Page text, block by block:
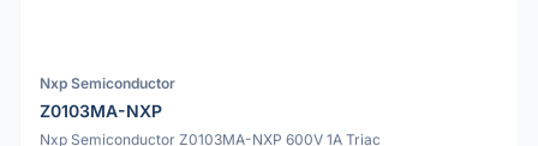
Nxp Semiconductor
Z0103MA-NXP
Nxp Semiconductor Z0103MA-NXP 600V 1A Triac